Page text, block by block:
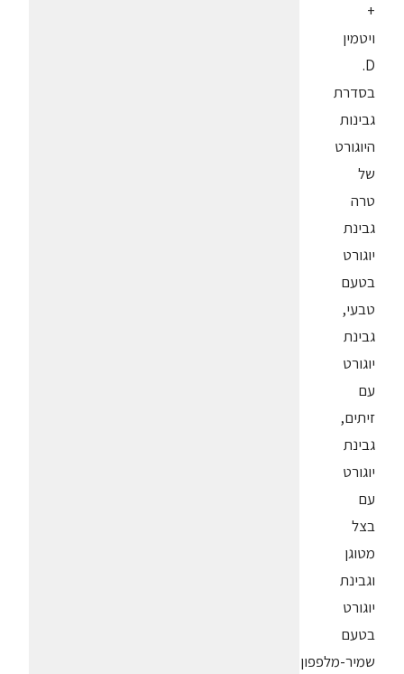
+
ויטמין
D.
בסדרת
גבינות
היוגורט
של
טרה
גבינת
יוגורט
בטעם
טבעי,
גבינת
יוגורט
עם
זיתים,
גבינת
יוגורט
עם
בצל
מטוגן
וגבינת
יוגורט
בטעם
שמיר-מלפפון.